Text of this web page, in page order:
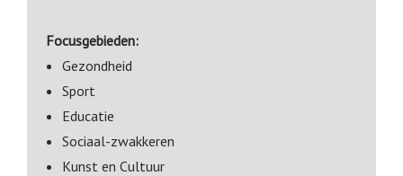
Focusgebieden:
Gezondheid
Sport
Educatie
Sociaal-zwakkeren
Kunst en Cultuur